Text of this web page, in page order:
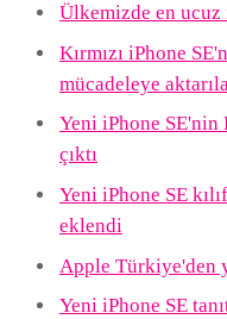
Ülkemizde en ucuz
Kırmızı iPhone
mücadeleye
Yeni iPhone
çıktı
Yeni iPhone SE
eklendi
Apple Türkiye'den
Yeni iPhone SE